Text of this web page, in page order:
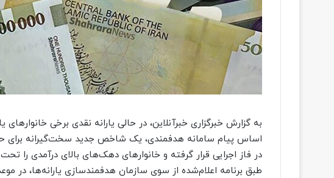
به گزارش خبرگزاری خبرآنلاین، در حالی یارانه نقدی برخی
اساس پیام سامانه هدفمندی، یک شاخص جدید سخت‌گیرانه برای
طبق برنامه اعلام‌شده از سوی سازمان هدفمندسازی یارانه‌ها، در